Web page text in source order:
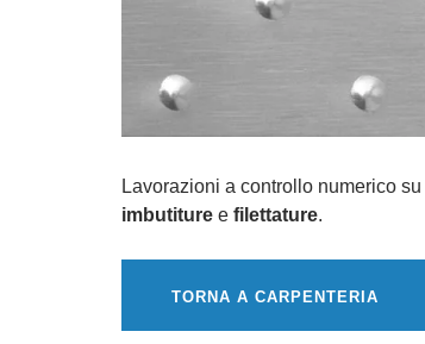
Lavorazioni a controllo numerico
imbutiture e filettature.
TORNA A CARPENTERIA